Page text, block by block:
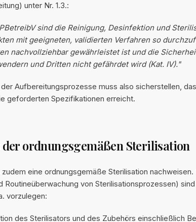
unter Nr. 1.3.:
sind die Reinigung, Desinfektion und
mit geeigneten, validierten Verfahren so
nachvollziehbar gewährleistet ist und die
und Dritten nicht gefährdet wird (Kat. IV)."
der Aufbereitungsprozesse muss also sicherstellen,
geforderten Spezifikationen erreicht.
ordnungsgemäßen Sterilisation
zudem eine ordnungsgemäße Sterilisation nachweisen.
Routineüberwachung von Sterilisationsprozessen)
vorzulegen:
des Sterilisators und des Zubehörs einschließlich